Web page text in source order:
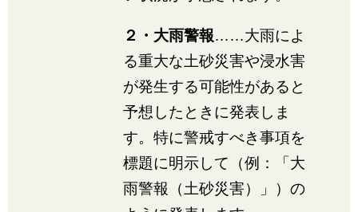
２・大雨警報……大雨によ
る重大な土砂災害や浸水害
が発生する可能性があると
予想したときに発表しま
す。特に警戒すべき事項を
標題に明示して（例：「大
雨警報（土砂災害）」）の